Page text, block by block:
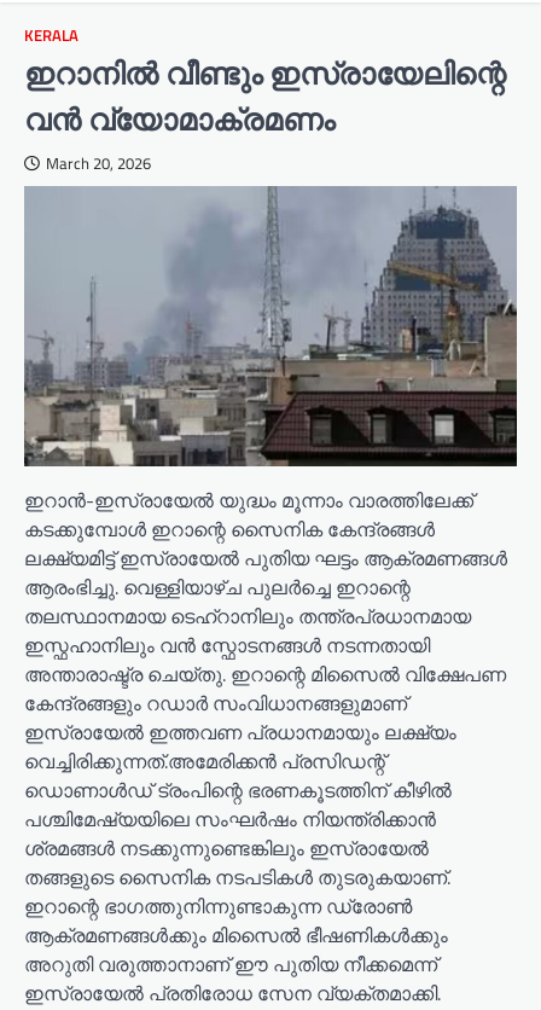
KERALA
ഇറാനിൽ വീണ്ടും ഇസ്രായേലിന്റെ
വൻ വ്യോമാക്രമണം
March 20, 2026
ഇറാൻ-ഇസ്രായേൽ യുദ്ധം മൂന്നാം വാരത്തിലേക്ക്
കടക്കുമ്പോൾ ഇറാന്റെ സൈനിക കേന്ദ്രങ്ങൾ
ലക്ഷ്യമിട്ട് ഇസ്രായേൽ പുതിയ ഘട്ടം ആക്രമണങ്ങൾ
ആരംഭിച്ചു. വെള്ളിയാഴ്ച പുലർച്ചെ ഇറാന്റെ
തലസ്ഥാനമായ ടെഹ്‌റാനിലും തന്ത്രപ്രധാനമായ
ഇസ്ഫഹാനിലും വൻ സ്ഫോടനങ്ങൾ നടന്നതായി
അന്താരാഷ്ട്ര ചെയ്തു. ഇറാന്റെ മിസൈൽ വിക്ഷേപണ
കേന്ദ്രങ്ങളും റഡാർ സംവിധാനങ്ങളുമാണ്
ഇസ്രായേൽ ഇത്തവണ പ്രധാനമായും ലക്ഷ്യം
വെച്ചിരിക്കുന്നത്.അമേരിക്കൻ പ്രസിഡന്റ്
ഡൊണാൾഡ് ട്രംപിന്റെ ഭരണകൂടത്തിന് കീഴിൽ
പശ്ചിമേഷ്യയിലെ സംഘർഷം നിയന്ത്രിക്കാൻ
ശ്രമങ്ങൾ നടക്കുന്നുണ്ടെങ്കിലും ഇസ്രായേൽ
തങ്ങളുടെ സൈനിക നടപടികൾ തുടരുകയാണ്.
ഇറാന്റെ ഭാഗത്തുനിന്നുണ്ടാകുന്ന ഡ്രോൺ
ആക്രമണങ്ങൾക്കും മിസൈൽ ഭീഷണികൾക്കും
അറുതി വരുത്താനാണ് ഈ പുതിയ നീക്കമെന്ന്
ഇസ്രായേൽ പ്രതിരോധ സേന വ്യക്തമാക്കി.